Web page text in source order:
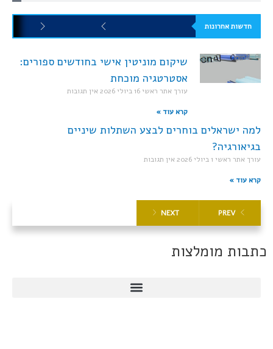
חדשות אחרונות
שיקום מוניטין אישי בחודשים ספורים:
אסטרטגיה מוכחת
עורך אתר ראשי16 ביולי 2026 אין תגובות
קרא עוד »
למה ישראלים בוחרים לבצע השתלות שיניים
בגיאורגיה?
עורך אתר ראשי 1 ביולי 2026 אין תגובות
קרא עוד »
PREV
NEXT
כתבות מומלצות